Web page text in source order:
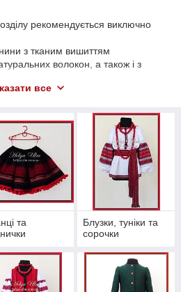
рекомендується виключно
з тканим вишиттям
волокон, а також і з
нарядний вигляд.
в деяких випадках трошки линяти.
ВИКЛЮЧНО суху хімчистку!
все
та
Блузки, туніки та
сорочки